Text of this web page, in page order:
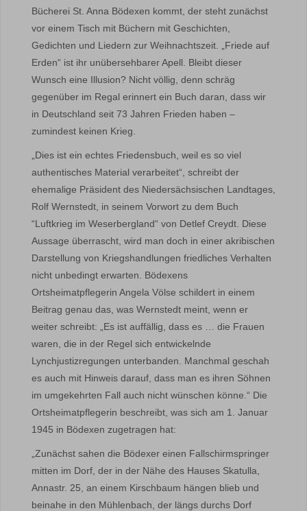
Bücherei St. Anna Bödexen kommt, der steht zunächst
vor einem Tisch mit Büchern mit Geschichten,
Gedichten und Liedern zur Weihnachtszeit. „Friede auf
Erden“ ist ihr unübersehbarer Apell. Bleibt dieser
Wunsch eine Illusion? Nicht völlig, denn schräg
gegenüber im Regal erinnert ein Buch daran, dass wir
in Deutschland seit 73 Jahren Frieden haben –
zumindest keinen Krieg.
„Dies ist ein echtes Friedensbuch, weil es so viel
authentisches Material verarbeitet“, schreibt der
ehemalige Präsident des Niedersächsischen Landtages,
Rolf Wernstedt, in seinem Vorwort zu dem Buch
“Luftkrieg im Weserbergland“ von Detlef Creydt. Diese
Aussage überrascht, wird man doch in einer akribischen
Darstellung von Kriegshandlungen friedliches Verhalten
nicht unbedingt erwarten. Bödexens
Ortsheimatpflegerin Angela Völse schildert in einem
Beitrag genau das, was Wernstedt meint, wenn er
weiter schreibt: „Es ist auffällig, dass es … die Frauen
waren, die in der Regel sich entwickelnde
Lynchjustizregungen unterbanden. Manchmal geschah
es auch mit Hinweis darauf, dass man es ihren Söhnen
im umgekehrten Fall auch nicht wünschen könne.“ Die
Ortsheimatpflegerin beschreibt, was sich am 1. Januar
1945 in Bödexen zugetragen hat:
„Zunächst sahen die Bödexer einen Fallschirmspringer
mitten im Dorf, der in der Nähe des Hauses Skatulla,
Annastr. 25, an einem Kirschbaum hängen blieb und
beinahe in den Mühlenbach, der längs durchs Dorf